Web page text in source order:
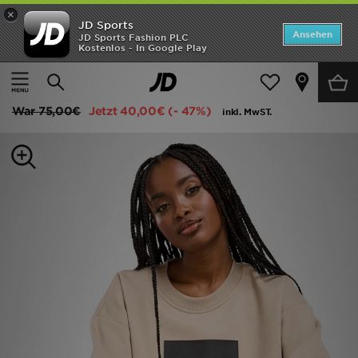
×
JD Sports
JD Sports Fashion PLC
Kostenlos - In Google Play
Ansehen
Startseite
Frauen Frauenkleidung Sweatshirts und Strick
The North Face Black Box Crew Sweatshirt Damen
War75,00€ Jetzt40,00€ (- 47%) inkl. MwST.
Startseite
ANGEBOTE
Herren